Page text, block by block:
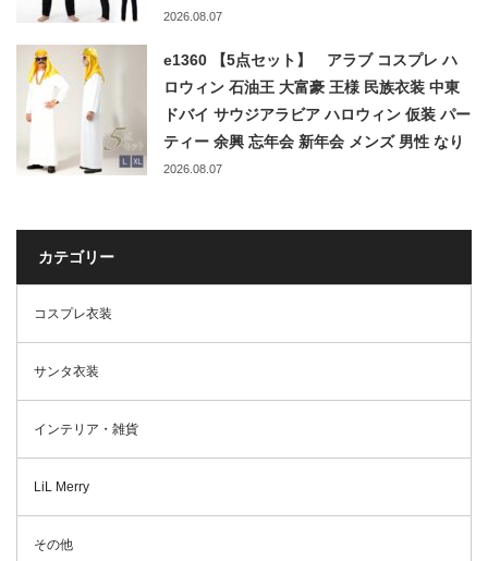
タ お笑い ダーツボード 的
2026.08.07
e1360 【5点セット】 アラブ コスプレ ハ
ロウィン 石油王 大富豪 王様 民族衣装 中東
ドバイ サウジアラビア ハロウィン 仮装 パー
ティー 余興 忘年会 新年会 メンズ 男性 なり
きり 豪華 フルセット 民族 カンドゥーラ ク
2026.08.07
カテゴリー
コスプレ衣装
サンタ衣装
インテリア・雑貨
LiL Merry
その他